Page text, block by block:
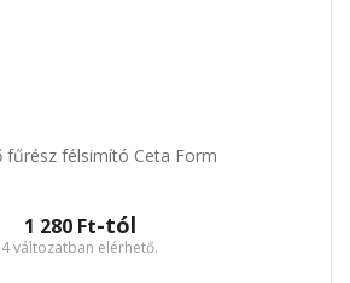
fűrész félsimító Ceta Form
1 280 Ft‎-tól
4 változatban elérhető.